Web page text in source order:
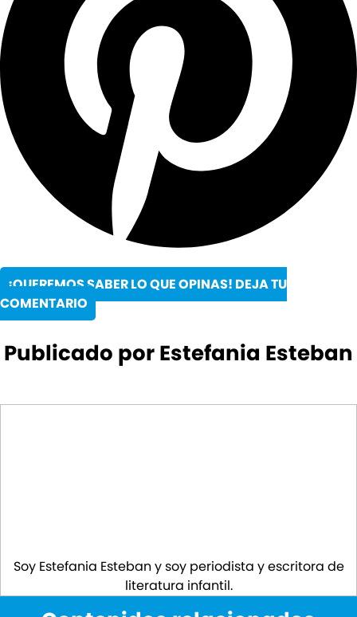
¡QUEREMOS SABER LO QUE OPINAS! DEJA TU
COMENTARIO
Publicado por Estefania Esteban
Soy Estefania Esteban y soy periodista y escritora de
literatura infantil.